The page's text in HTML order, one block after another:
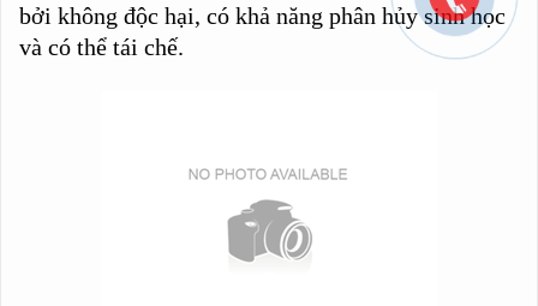
bởi không độc hại, có khả năng phân hủy sinh học
và có thể tái chế.